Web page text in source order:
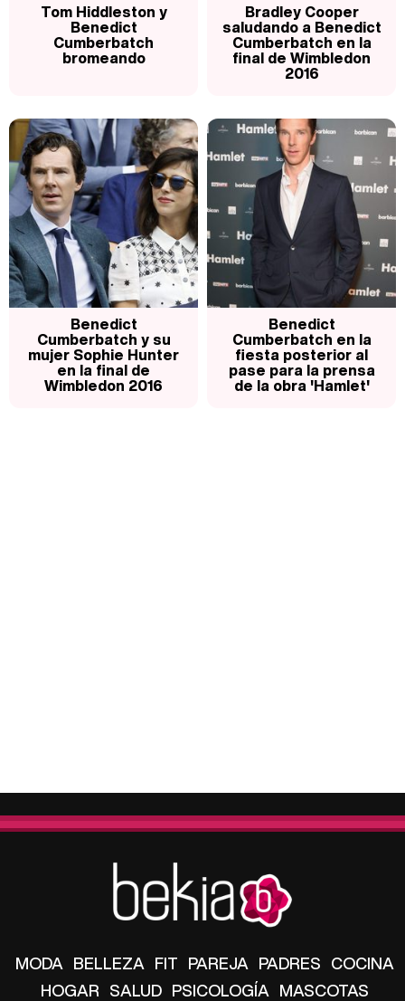
Tom Hiddleston y
Benedict
Cumberbatch
bromeando
Bradley Cooper
saludando a Benedict
Cumberbatch en la
final de Wimbledon
2016
Benedict
Cumberbatch y su
mujer Sophie Hunter
en la final de
Wimbledon 2016
Benedict
Cumberbatch en la
fiesta posterior al
pase para la prensa
de la obra 'Hamlet'
MODA BELLEZA FIT PAREJA PADRES COCINA
HOGAR SALUD PSICOLOGÍA MASCOTAS